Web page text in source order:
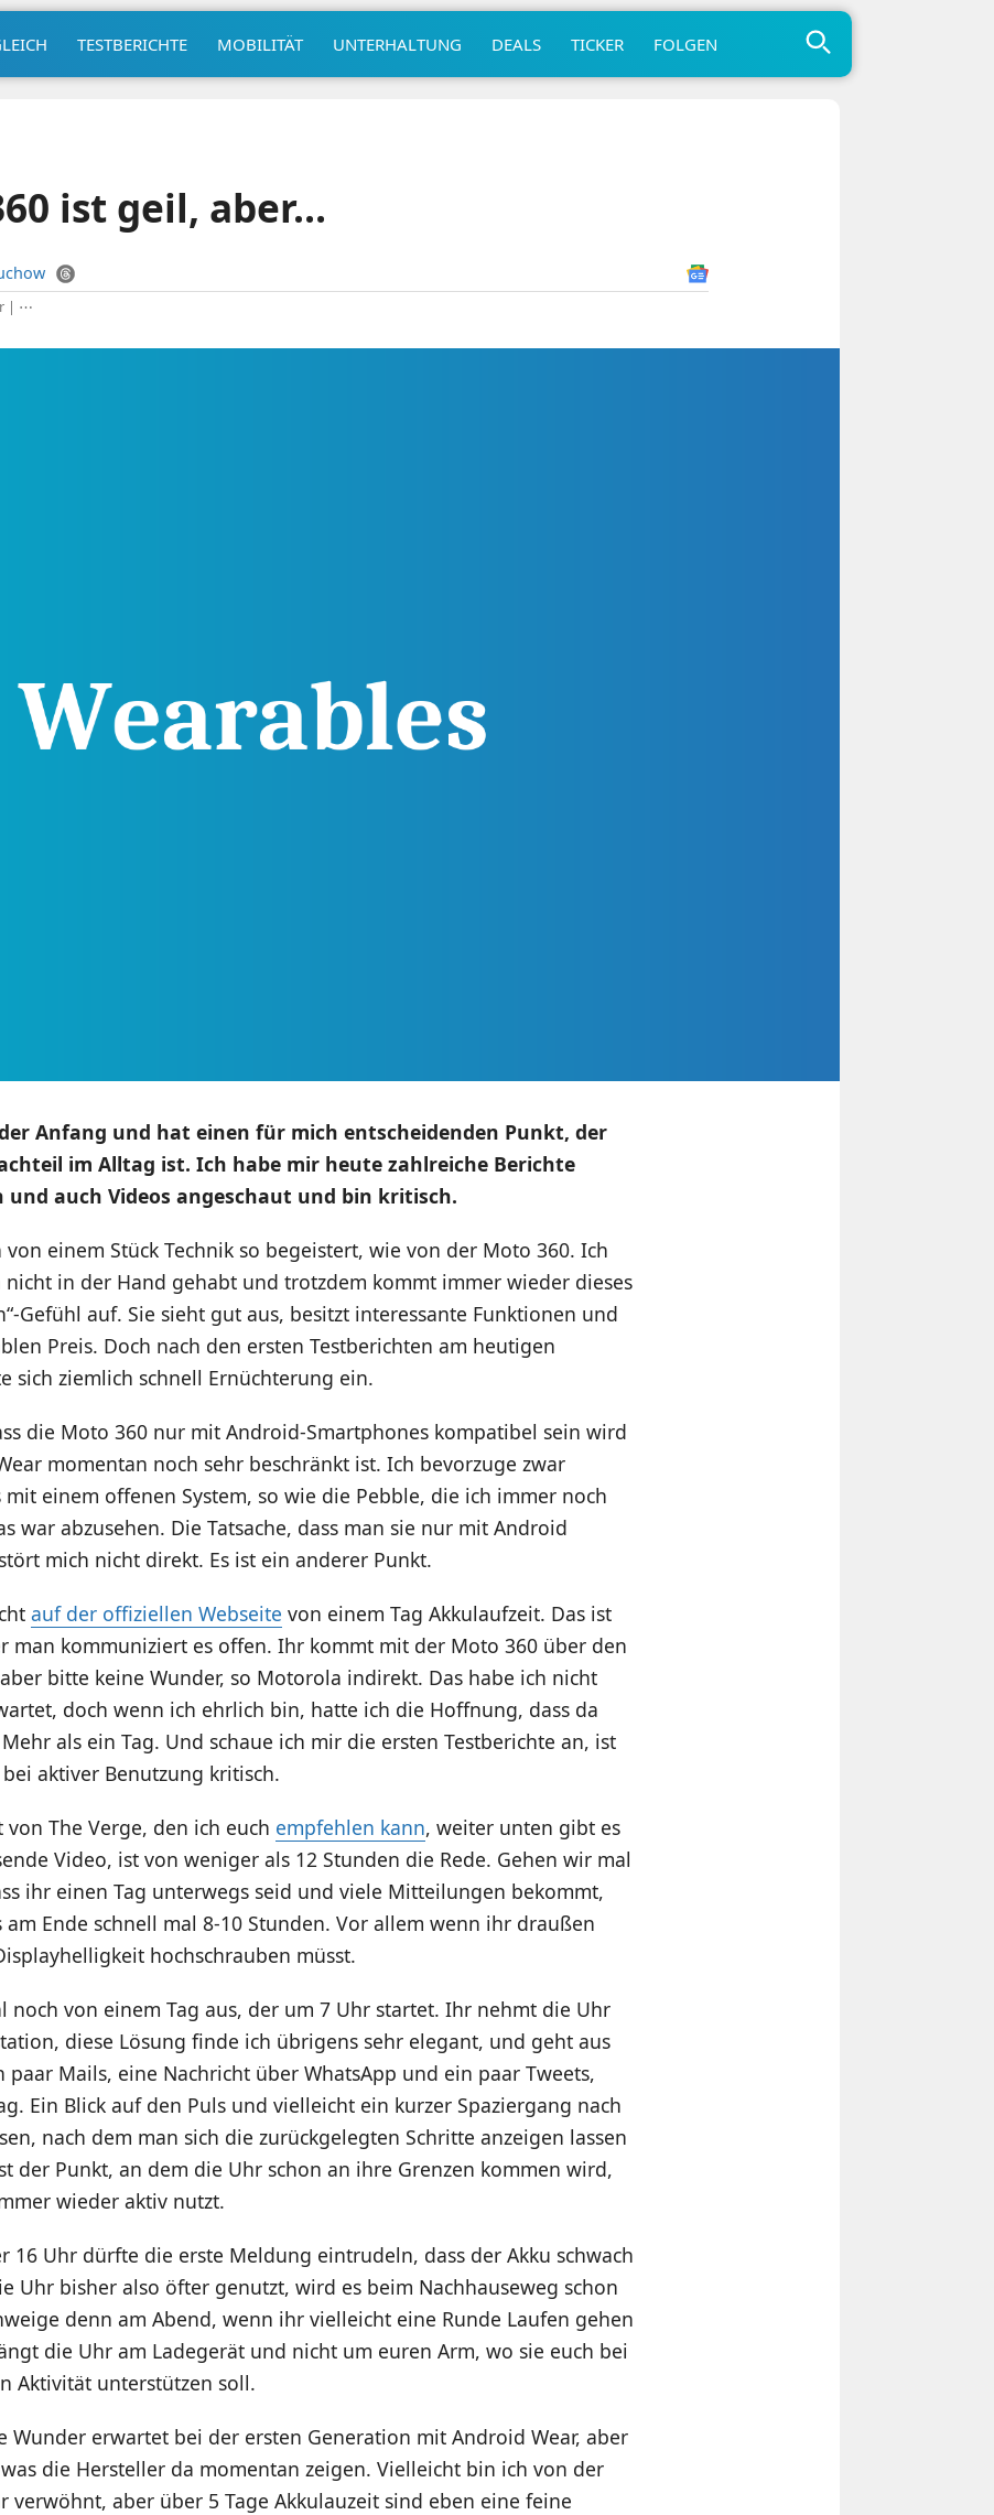
TESTBERICHTE MOBILITÄT UNTERHALTUNG DEALS TICKER FOLGEN
ist geil, aber…
| ⋯
Anfang und hat einen für mich entscheidenden Punkt, der
im Alltag ist. Ich habe mir heute zahlreiche Berichte
und auch Videos angeschaut und bin kritisch.
von einem Stück Technik so begeistert, wie von der Moto 360. Ich
nicht in der Hand gehabt und trotzdem kommt immer wieder dieses
Gefühl auf. Sie sieht gut aus, besitzt interessante Funktionen und
Preis. Doch nach den ersten Testberichten am heutigen
sich ziemlich schnell Ernüchterung ein.
die Moto 360 nur mit Android-Smartphones kompatibel sein wird
momentan noch sehr beschränkt ist. Ich bevorzuge zwar
mit einem offenen System, so wie die Pebble, die ich immer noch
war abzusehen. Die Tatsache, dass man sie nur mit Android
mich nicht direkt. Es ist ein anderer Punkt.
auf der offiziellen Webseite von einem Tag Akkulaufzeit. Das ist
man kommuniziert es offen. Ihr kommt mit der Moto 360 über den
bitte keine Wunder, so Motorola indirekt. Das habe ich nicht
doch wenn ich ehrlich bin, hatte ich die Hoffnung, dass da
als ein Tag. Und schaue ich mir die ersten Testberichte an, ist
aktiver Benutzung kritisch.
von The Verge, den ich euch empfehlen kann, weiter unten gibt es
Video, ist von weniger als 12 Stunden die Rede. Gehen wir mal
ihr einen Tag unterwegs seid und viele Mitteilungen bekommt,
am Ende schnell mal 8-10 Stunden. Vor allem wenn ihr draußen
hochschrauben müsst.
noch von einem Tag aus, der um 7 Uhr startet. Ihr nehmt die Uhr
diese Lösung finde ich übrigens sehr elegant, und geht aus
paar Mails, eine Nachricht über WhatsApp und ein paar Tweets,
Ein Blick auf den Puls und vielleicht ein kurzer Spaziergang nach
nach dem man sich die zurückgelegten Schritte anzeigen lassen
der Punkt, an dem die Uhr schon an ihre Grenzen kommen wird,
wieder aktiv nutzt.
16 Uhr dürfte die erste Meldung eintrudeln, dass der Akku schwach
Uhr bisher also öfter genutzt, wird es beim Nachhauseweg schon
denn am Abend, wenn ihr vielleicht eine Runde Laufen gehen
die Uhr am Ladegerät und nicht um euren Arm, wo sie euch bei
Aktivität unterstützen soll.
Wunder erwartet bei der ersten Generation mit Android Wear, aber
die Hersteller da momentan zeigen. Vielleicht bin ich von der
verwöhnt, aber über 5 Tage Akkulauzeit sind eben eine feine